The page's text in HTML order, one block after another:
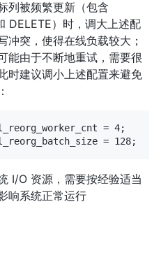
列被频繁更新（包含
DELETE）时，调大上述配
冲突，使得在线负载较大；
能由于不断地重试，需要很
时建议调小上述配置来避免
= 4;
= 128;
I/O 资源，需要按经验适当
响系统正常运行